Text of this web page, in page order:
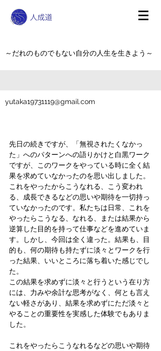
～だれのものでもない自分の人生を生きよう～
yutaka19731119@gmail.com
先日の続きですが、「無視されたくなかっ
た」へのパターンへの語りかけと白黒ワーク
ですが、このワークをやっている時に全く結
果を求めていなかったのを思い出しました。
これをやったからこうなれる、こう変われ
る、成長できるなどの思いや期待を一切持っ
ていなかったのです。私たちは日常、これを
やったらこうなる、なれる、または結果から
逆算した目的を持って仕事などを進めていま
す。しかし、今回は全く違った。結果も、目
的も、何の期待も持たずに淡々とワークを行
った結果、いいところに落ち着いた感じでし
た。
この結果を求めずに淡々と行うという在り方
には、力みや余計な思考がなく、何とも言え
ない軽さがあり、結果を求めずにただ淡々と
やることの重要性を実感した体験でもありま
した。
これをやったらこうなれるなどの思いや期待